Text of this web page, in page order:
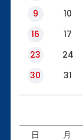
9
10
16
17
23
24
30
31
日 月